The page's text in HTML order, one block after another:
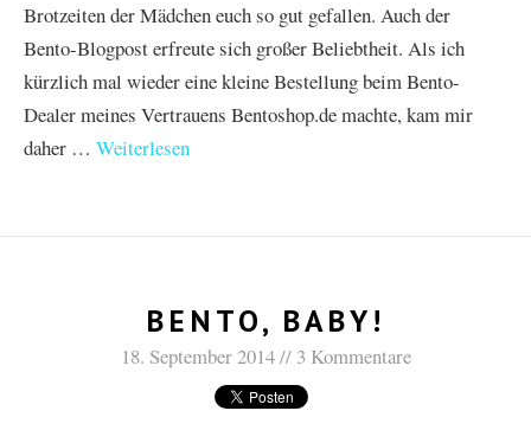
Brotzeiten der Mädchen euch so gut gefallen. Auch der
Bento-Blogpost erfreute sich großer Beliebtheit. Als ich
kürzlich mal wieder eine kleine Bestellung beim Bento-
Dealer meines Vertrauens Bentoshop.de machte, kam mir
daher … Weiterlesen
BENTO, BABY!
18. September 2014 3 Kommentare